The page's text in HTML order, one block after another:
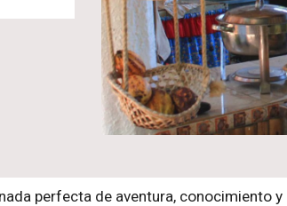
perfecta de aventura, conocimiento